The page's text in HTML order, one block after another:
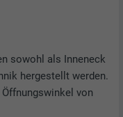
sowohl als Inneneck
hergestellt werden.
von